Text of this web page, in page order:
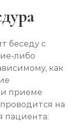
беседу с
либо
как
приеме
на
пациента: